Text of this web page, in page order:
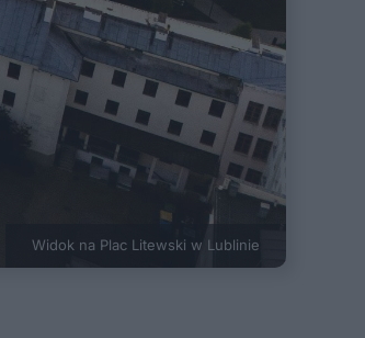
Widok na Plac Litewski w Lublinie